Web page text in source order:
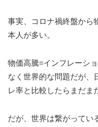
事実、コロナ禍終盤から
本人が多い。
物価高騰=インフレーシ
なく世界的な問題だが、
レ率と比較したらまだま
だが、世界は繋がってい